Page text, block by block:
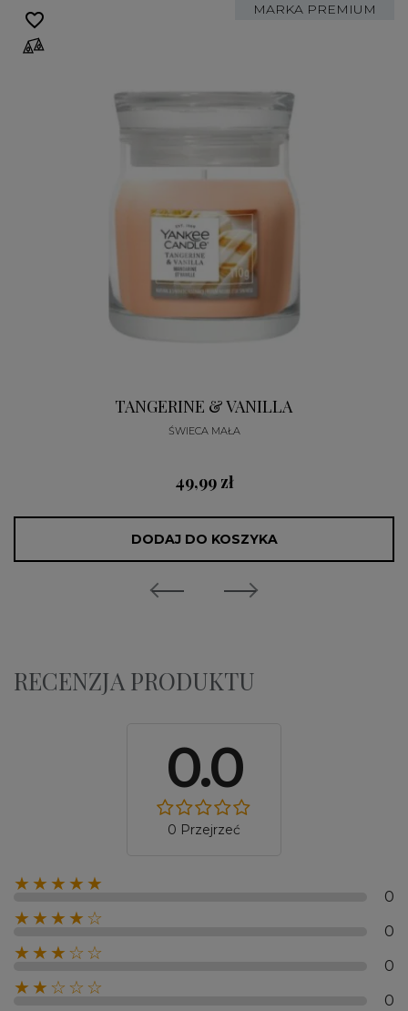
MARKA PREMIUM
TANGERINE & VANILLA
ŚWIECA MAŁA
49,99 zł
DODAJ DO KOSZYKA
favorite_border
RECENZJA PRODUKTU
0.0
0 Przejrzeć
★★★★★
0
★★★★☆
0
★★★☆☆
0
★★☆☆☆
0